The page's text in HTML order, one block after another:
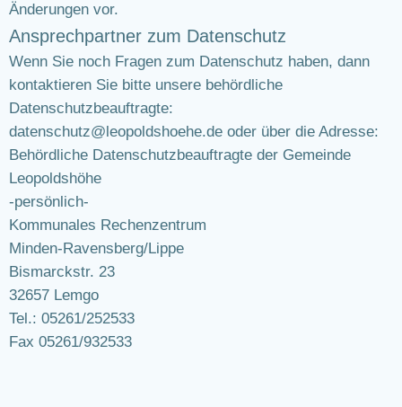
Änderungen vor.
Ansprechpartner zum Datenschutz
Wenn Sie noch Fragen zum Datenschutz haben, dann
kontaktieren Sie bitte unsere behördliche
Datenschutzbeauftragte:
datenschutz@leopoldshoehe.de oder über die Adresse:
Behördliche Datenschutzbeauftragte der Gemeinde
Leopoldshöhe
-persönlich-
Kommunales Rechenzentrum
Minden-Ravensberg/Lippe
Bismarckstr. 23
32657 Lemgo
Tel.: 05261/252533
Fax 05261/932533